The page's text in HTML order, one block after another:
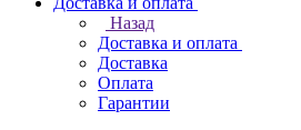
Назад
Доставка и оплата
Доставка
Оплата
Гарантии